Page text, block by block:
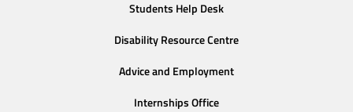
Students Help Desk
Disability Resource Centre
Advice and Employment
Internships Office